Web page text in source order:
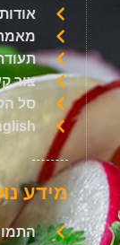
אודות
צור
סל
מידע